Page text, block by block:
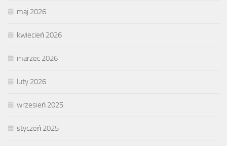
maj 2026
kwiecień 2026
marzec 2026
luty 2026
wrzesień 2025
styczeń 2025